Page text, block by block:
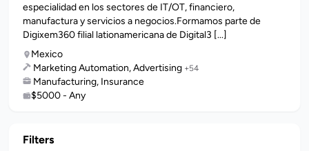
especialidad en los sectores de IT/OT, financiero,
manufactura y servicios a negocios.Formamos parte de
Digixem360 filial lationamericana de Digital3 [...]
Mexico
Marketing Automation, Advertising +54
Manufacturing, Insurance
$5000 - Any
Filters